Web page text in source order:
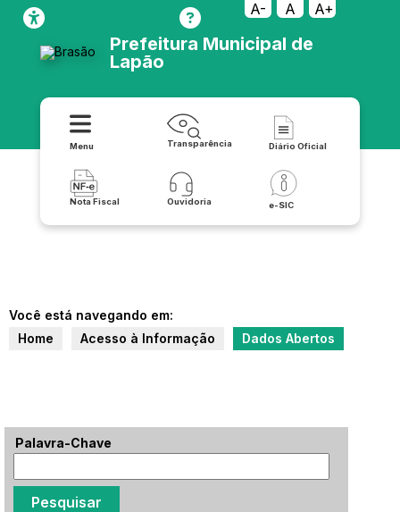
A- A A+
Prefeitura Municipal de
Lapão
Menu Transparência Diário Oficial
Nota Fiscal Ouvidoria e-SIC
Você está navegando em:
Home
Acesso à Informação Dados Abertos
Palavra-Chave